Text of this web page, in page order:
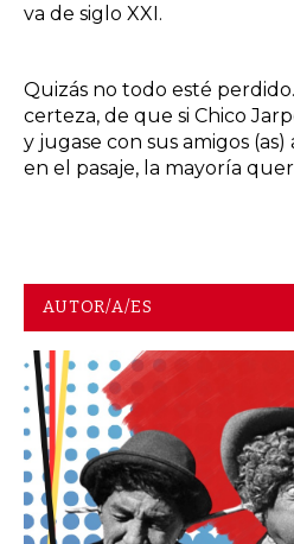
va de siglo XXI.
Quizás no todo esté
certeza, de que si Chico
y jugase con sus amigos
en el pasaje, la mayoría
AUTOR/A/ES